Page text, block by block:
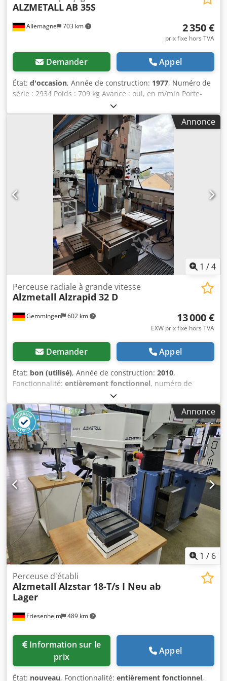
Allemagne 703 km
ALZMETALLAB 35S
2 350 €
prix fixe hors TVA
Demander Appel
État: d'occasion, Année de construction: 1977, Numéro de
série : 2934 Poids : 709 kg Avance : oui, en m/min Porte-
outil : MK 3 Djdoztfytspfx Ah Ajkr
Annonce
1 /4
Gemmingen 602 km
Perceuse radiale à grande vitesse
Alzmetall Alzrapid 32 D
13 000 €
EXW prix fixe hors TVA
Demander Appel
État: bon (utilisé), Année de construction: 2010,
Fonctionnalité: entièrement fonctionnel, numéro de
42411/405, capacité de perçage:
mm, poids total:2 300 kg, Perceuse radiale à grande
vitesse ALZRAPID 32 D, en très bon état, provenant d’une
production en cours, avec affichage numérique
Heidenhain ND 1202 R RADIAL-DRILL. La machine a fait
l’objet d’une maintenance et de contrôles réguliers. *OUTIL
ILLUSTRÉ NON INCLUS* Surface de fixation : environ 1 200
x 830 mm Plaque de base : environ 1 200 x 830 mm
Djdpfjztkupsx Ah Askr Porte-outil : cône MK 4, broche
courte Capacité de perçage dans l’acier/fonte : 30 / 32 mm
Vitesses de broche : 12 étages, de 102 à 2 000 tr/min
Course de la broche (course du mandrin) : 150 mm Portée
maximale : 725 mm Poids : 2 300 kg
Annonce
1 / 6
Friesenheim 489 km
Perceuse d'établi
Alzmetall Alzstar 18-T/s I Neu ab
Lager
prix
Appel
État: nouveau, Fonctionnalité: entièrement fonctionnel,